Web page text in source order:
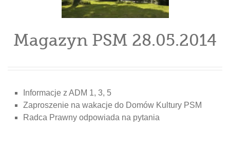
Magazyn PSM 28.05.2014
Informacje z ADM 1, 3, 5
Zaproszenie na wakacje do Domów Kultury PSM
Radca Prawny odpowiada na pytania